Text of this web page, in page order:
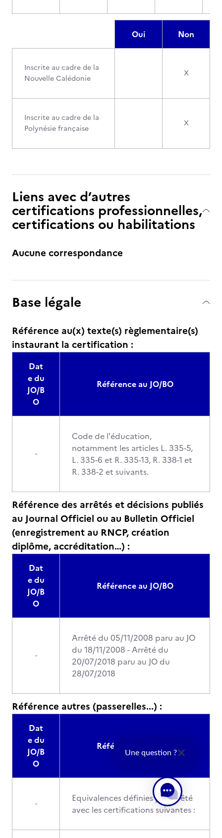
Oui Non
Inscrite au cadre de la
Nouvelle Calédonie
X
Inscrite au cadre de la
Polynésie française
X
Liens avec d’autres
certifications professionnelles,
certifications ou habilitations
Aucune correspondance
Base légale
Référence au(x) texte(s) règlementaire(s)
instaurant la certification :
Dat
e du
JO/B
O
Référence au JO/BO
-
Code de l'éducation,
notamment les articles L. 335-5,
L. 335-6 et R. 335-13, R. 338-1 et
R. 338-2 et suivants.
Référence des arrêtés et décisions publiés
au Journal Officiel ou au Bulletin Officiel
(enregistrement au RNCP, création
diplôme, accréditation…) :
Dat
e du
JO/B
O
Référence au JO/BO
-
Arrêté du 05/11/2008 paru au JO
du 18/11/2008 - Arrêté du
20/07/2018 paru au JO du
28/07/2018
Référence autres (passerelles...) :
Dat
e du
JO/B
O
Référence au JO/BO
-
Equivalences définies par arrêté
avec les certifications suivantes :
Une question ?